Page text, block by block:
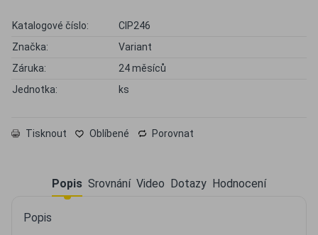
Katalogové číslo:
CIP246
Značka:
Variant
Záruka:
24 měsíců
Jednotka:
ks
Tisknout Oblíbené Porovnat
Popis Srovnání Video Dotazy Hodnocení
Popis